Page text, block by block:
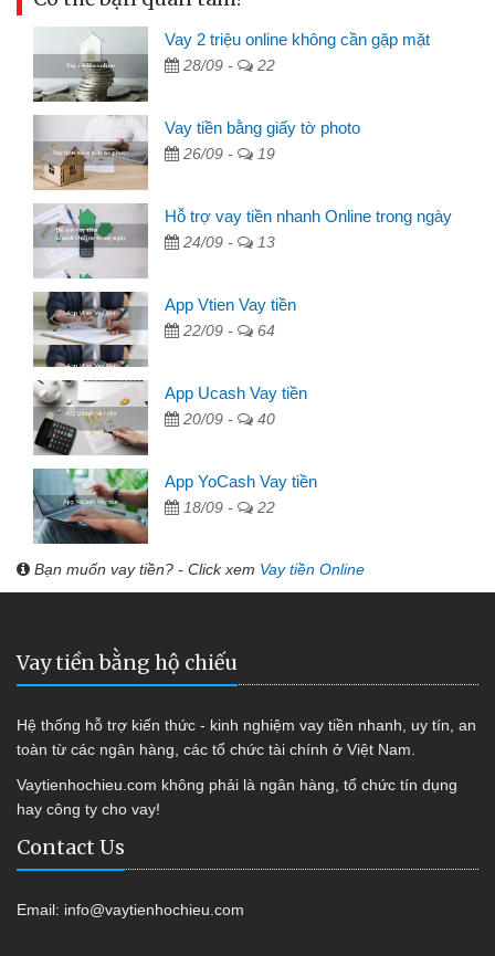
Vay 2 triệu online không cần gặp mặt
28/09 - 22
Vay tiền bằng giấy tờ photo
26/09 - 19
Hỗ trợ vay tiền nhanh Online trong ngày
24/09 - 13
App Vtien Vay tiền
22/09 - 64
App Ucash Vay tiền
20/09 - 40
App YoCash Vay tiền
18/09 - 22
Bạn muốn vay tiền? - Click xem Vay tiền Online
Vay tiền bằng hộ chiếu
Hệ thống hỗ trợ kiến thức - kinh nghiệm vay tiền nhanh, uy tín, an
toàn từ các ngân hàng, các tổ chức tài chính ở Việt Nam.
Vaytienhochieu.com không phải là ngân hàng, tổ chức tín dụng
hay công ty cho vay!
Contact Us
Email: info@vaytienhochieu.com